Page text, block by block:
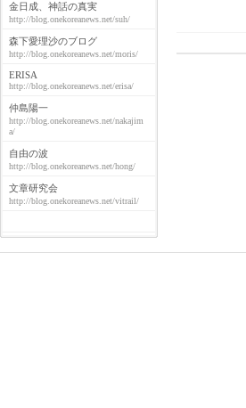
金日成、神話の真実
http://blog.onekoreanews.net/suh/
森下愛理沙のブログ
http://blog.onekoreanews.net/moris/
ERISA
http://blog.onekoreanews.net/erisa/
仲島陽一
http://blog.onekoreanews.net/nakajim
a/
自由の波
http://blog.onekoreanews.net/hong/
文章研究会
http://blog.onekoreanews.net/vitrail/